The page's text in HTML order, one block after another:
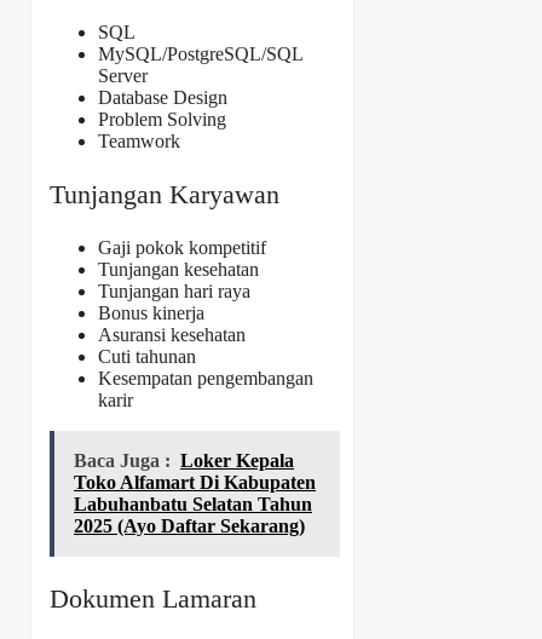
SQL
MySQL/PostgreSQL/SQL
Server
Database Design
Problem Solving
Teamwork
Tunjangan Karyawan
Gaji pokok kompetitif
Tunjangan kesehatan
Tunjangan hari raya
Bonus kinerja
Asuransi kesehatan
Cuti tahunan
Kesempatan pengembangan
karir
Baca Juga : Loker Kepala
Toko Alfamart Di Kabupaten
Labuhanbatu Selatan Tahun
2025 (Ayo Daftar Sekarang)
Dokumen Lamaran